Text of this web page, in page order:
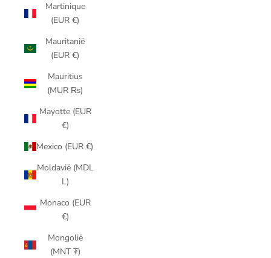
Martinique
(EUR €)
Mauritanië
(EUR €)
Mauritius
(MUR ₨)
Mayotte (EUR
€)
Mexico (EUR €)
Moldavië (MDL
L)
Monaco (EUR
€)
Mongolië
(MNT ₮)